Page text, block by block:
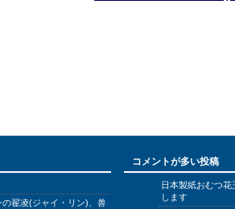
翟凌(ジャイ・リン)、兽
コメントが多い投稿
日本製紙おむつ
します